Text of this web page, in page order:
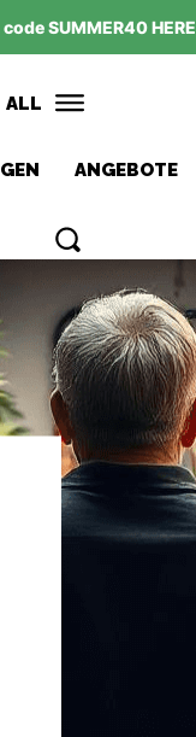
SUMMER40 HERE
ALL
ANGEBOTE